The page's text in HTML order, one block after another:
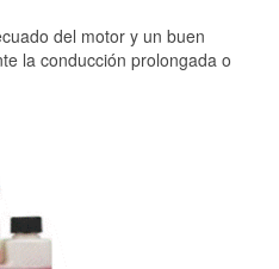
del motor y un buen
la conducción prolongada o